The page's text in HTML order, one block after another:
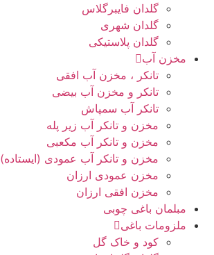
گلدان فایبرگلاس
گلدان شهری
گلدان پلاستیکی
مخزن آب
تانکر ، مخزن آب افقی
تانکر و مخزن آب بیضی
تانکر آب سمپاش
مخزن و تانکر آب زیر پله
مخزن و تانکر آب مکعبی
مخزن و تانکر آب عمودی (ایستاده)
مخزن عمودی ارزان
مخزن افقی ارزان
مبلمان باغی چوبی
ملزومات باغی
کود و خاک گل